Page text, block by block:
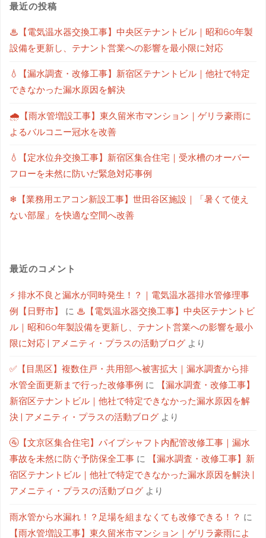
最近の投稿
♨【電気温水器交換工事】中央区テナントビル｜昭和60年製
設備を更新し、テナント営業への影響を最小限に対応
💧【漏水調査・改修工事】新宿区テナントビル｜他社で特定
できなかった漏水原因を解決
🌧【雨水管増設工事】東久留米市マンション｜ゲリラ豪雨に
よるバルコニー冠水を改善
💧【定水位弁交換工事】新宿区集合住宅｜受水槽のオーバー
フローを未然に防いだ緊急対応事例
❄【業務用エアコン新設工事】世田谷区施設｜「暑くて使え
ない部屋」を快適な空間へ改善
最近のコメント
⚡ 排水不良と漏水が同時発生！？｜電気温水器排水管修理事
例【日野市】
に ♨【電気温水器交換工事】中央区テナントビ
ル｜昭和60年製設備を更新し、テナント営業への影響を最小
限に対応 | アメニティ・プラスの活動ブログ より
✅【目黒区】複数住戸・共用部へ被害拡大｜漏水調査から排
水管全面更新まで行った改修事例 に
【漏水調査・改修工事】
新宿区テナントビル｜他社で特定できなかった漏水原因を解
決 | アメニティ・プラスの活動ブログ より
🚰【文京区集合住宅】パイプシャフト内配管改修工事｜漏水
事故を未然に防ぐ予防保全工事 に
【漏水調査・改修工事】新
宿区テナントビル｜他社で特定できなかった漏水原因を解決 |
アメニティ・プラスの活動ブログ より
雨水管から水漏れ！？足場を組まなくても改修できる！？ に
【雨水管増設工事】東久留米市マンション｜ゲリラ豪雨によ